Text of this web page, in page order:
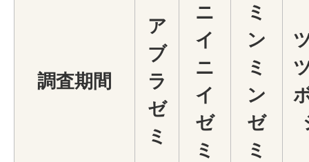
調査期間
ア
ブ
ラ
ゼ
ミ
ニ
イ
ニ
イ
ゼ
ミ
ミ
ン
ミ
ン
ゼ
ミ